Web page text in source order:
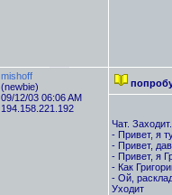
mishoff
(newbie)
09/12/03 06:06 AM
194.158.221.192
Чат. Заходит.
- Привет, я
- Привет,
- Привет, я
- Как
- Ой,
Уходит